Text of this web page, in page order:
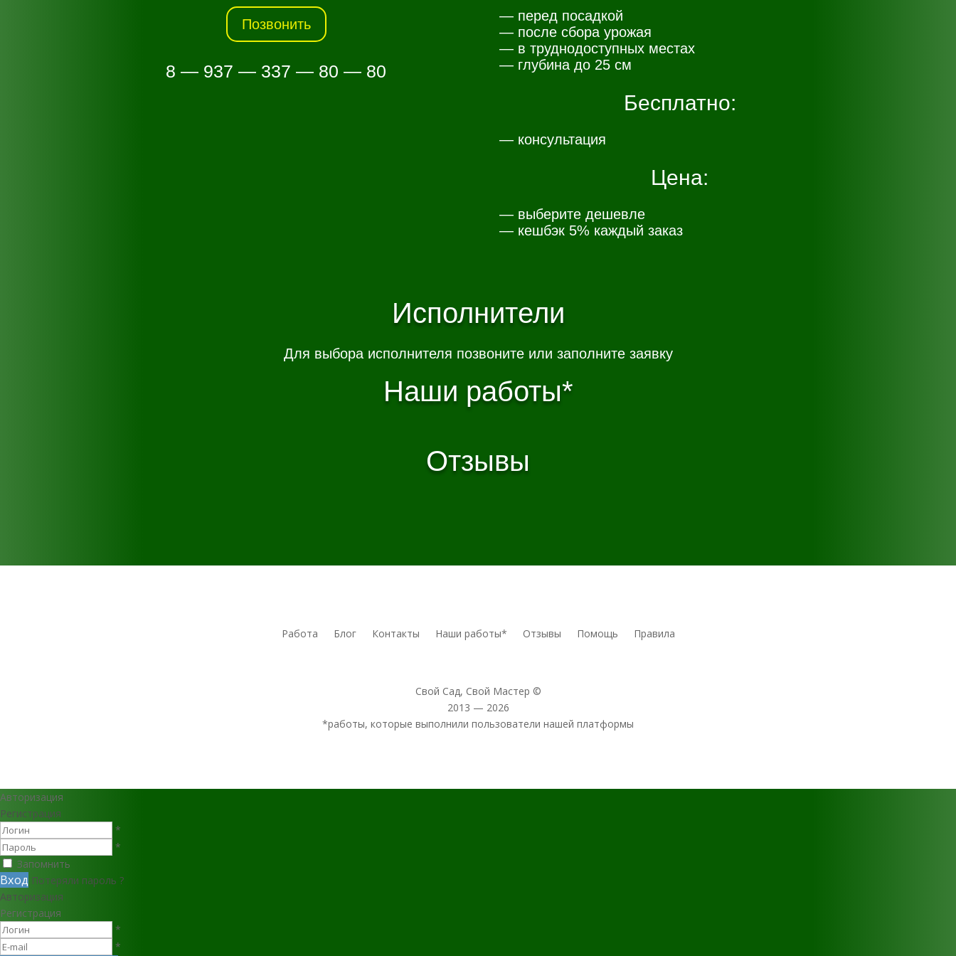
Позвонить
8 — 937 — 337 — 80 — 80
— перед посадкой
— после сбора урожая
— в труднодоступных местах
— глубина до 25 см
Бесплатно:
— консультация
Цена:
— выберите дешевле
— кешбэк 5% каждый заказ
Исполнители
Для выбора исполнителя позвоните или заполните заявку
Наши работы*
Отзывы
Работа Блог Контакты Наши работы* Отзывы Помощь Правила
Свой Сад, Свой Мастер ©
2013 — 2026
*работы, которые выполнили пользователи нашей платформы
Авторизация
Регистрация
*
*
Запомнить
Вход Потеряли пароль ?
Авторизация
Регистрация
*
*